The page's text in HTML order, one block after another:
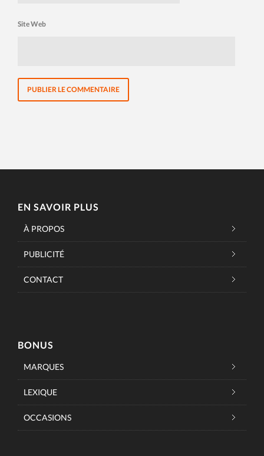
Site Web
EN SAVOIR PLUS
À PROPOS
PUBLICITÉ
CONTACT
BONUS
MARQUES
LEXIQUE
OCCASIONS